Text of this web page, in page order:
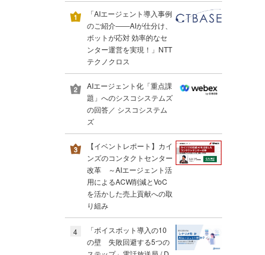
「AIエージェント導入事例
のご紹介――AIが仕分け、
ボットが応対 効率的なセ
ンター運営を実現！」NTT
テクノクロス
AIエージェント化「重点課
題」へのシスコシステムズ
の回答／ シスコシステム
ズ
【イベントレポート】カイ
ンズのコンタクトセンター
改革 ～AIエージェント活
用によるACW削減とVoC
を活かした売上貢献への取
り組み
4
「ボイスボット導入の10
の壁 失敗回避する5つの